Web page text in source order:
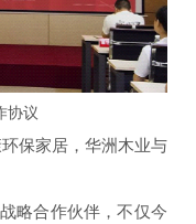
协议
保家居，华洲木业与
略合作伙伴，不仅今